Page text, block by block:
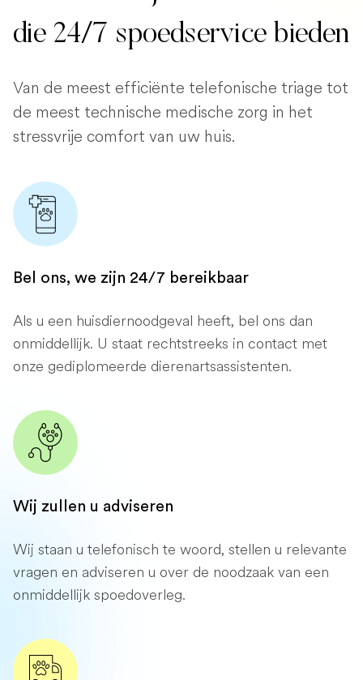
die 24/7 spoedservice bieden
Van de meest efficiënte telefonische triage tot
de meest technische medische zorg in het
stressvrije comfort van uw huis.
Bel ons, we zijn 24/7 bereikbaar
Als u een huisdiernoodgeval heeft, bel ons dan
onmiddellijk. U staat rechtstreeks in contact met
onze gediplomeerde dierenartsassistenten.
Wij zullen u adviseren
Wij staan ​​u telefonisch te woord, stellen u relevante
vragen en adviseren u over de noodzaak van een
onmiddellijk spoedoverleg.